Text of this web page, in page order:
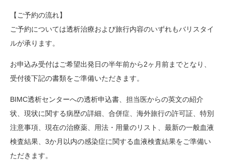
【ご予約の流れ】
ご予約については透析治療および旅行内容のいずれもバリスタイ
ルが承ります。
お申込み受付はご希望出発日の半年前から2ヶ月前までとなり、
受付後下記の書類をご準備いただきます。
BIMC透析センターへの透析申込書、担当医からの英文の紹介
状、現状に関する病歴の詳細、合併症、海外旅行の許可証、特別
注意事項、現在の治療薬、用法・用量のリスト、最新の一般血液
検査結果、3か月以内の感染症に関する血液検査結果をご準備い
ただきます。